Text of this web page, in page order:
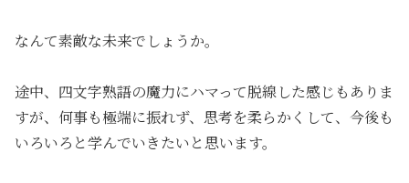
なんて素敵な未来でしょうか。
途中、四文字熟語の魔力にハマって脱線した感じもありま
すが、何事も極端に振れず、思考を柔らかくして、今後も
いろいろと学んでいきたいと思います。